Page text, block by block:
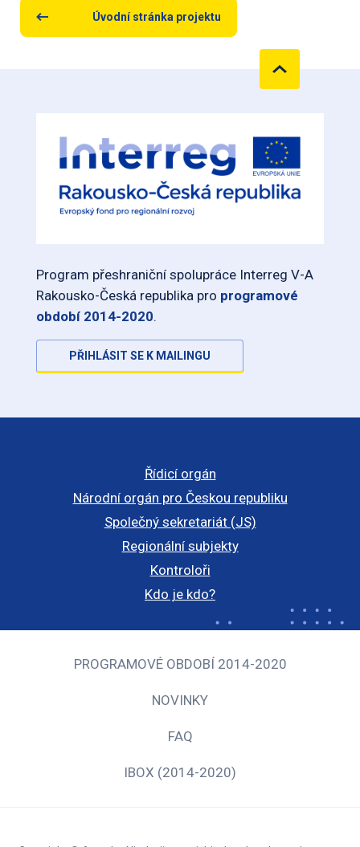
Úvodní stránka projektu
Program přeshraniční spolupráce Interreg V-A
Rakousko-Česká republika pro programové
období 2014-2020.
PŘIHLÁSIT SE K MAILINGU
Řídicí orgán
Národní orgán pro Českou republiku
Společný sekretariát (JS)
Regionální subjekty
Kontroloři
Kdo je kdo?
PROGRAMOVÉ OBDOBÍ 2014-2020
NOVINKY
FAQ
IBOX (2014-2020)